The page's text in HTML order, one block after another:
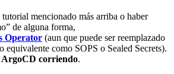
mencionado más arriba o haber
de alguna forma,
Operator (aun que puede ser reemplazado
equivalente como SOPS o Sealed Secrets).
ArgoCD corriendo.